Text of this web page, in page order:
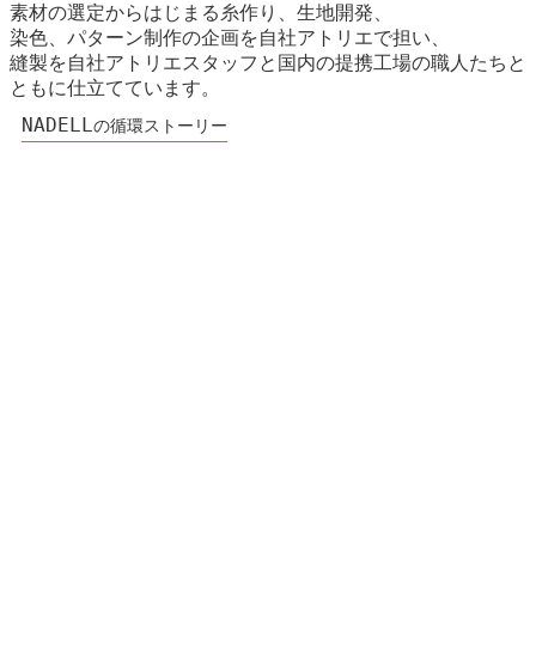
素材の選定からはじまる糸作り、生地開発、
染色、パターン制作の企画を自社アトリエで担い、
縫製を自社アトリエスタッフと国内の提携工場の職人たちと
ともに仕立てています。
NADELLの循環ストーリー